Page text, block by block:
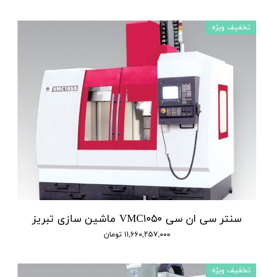
سنتر سی ان سی VMC۱۰۵۰ ماشین سازی تبریز
۱۱,۶۶۰,۲۵۷,۰۰۰ تومان
تخفیف ویژه
تخفیف ویژه